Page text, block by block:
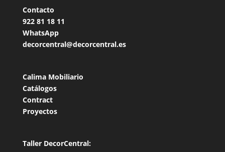
Contacto
922 81 18 11
WhatsApp
decorcentral@decorcentral.es
Calima Mobiliario
Catálogos
Contract
Proyectos
Taller DecorCentral: